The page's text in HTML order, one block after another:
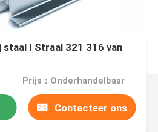
I Straal 321 316 van
Prijs：Onderhandelbaar
Contacteer ons